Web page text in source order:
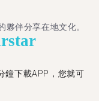
夥伴分享在地文化。
star
鐘下載APP，您就可